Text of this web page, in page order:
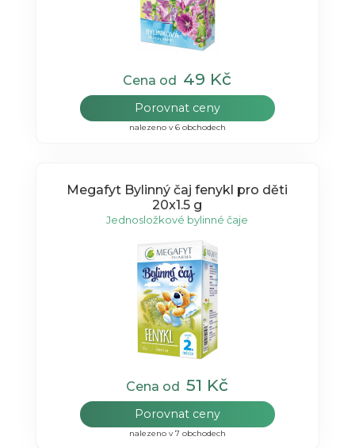
Cena od 49 Kč
Porovnat ceny
nalezeno v 6 obchodech
Megafyt Bylinný čaj fenykl pro děti
20x1.5 g
Jednosložkové bylinné čaje
Cena od51 Kč
Porovnat ceny
nalezeno v 7 obchodech